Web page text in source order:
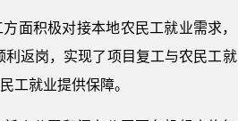
面积极对接本地农民工就业需求，
返岗，实现了项目复工与农民工就
工就业提供保障。